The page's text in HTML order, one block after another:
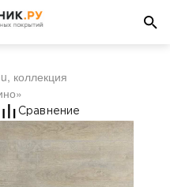
коллекция
класса
Сравнение